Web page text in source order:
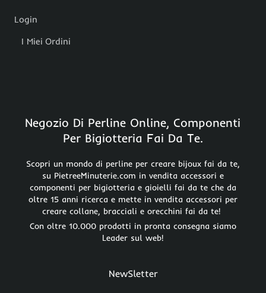
Login
I Miei Ordini
Negozio Di Perline Online, Componenti
Per Bigiotteria Fai Da Te.
Scopri un mondo di perline per creare bijoux fai da te,
su PietreeMinuterie.com in vendita accessori e
componenti per bigiotteria e gioielli fai da te che da
oltre 15 anni ricerca e mette in vendita accessori per
creare collane, bracciali e orecchini fai da te!
Con oltre 10.000 prodotti in pronta consegna siamo
Leader sul web!
NewSletter